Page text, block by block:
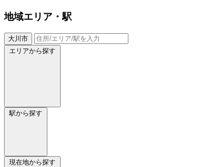
地域エリア・駅
大川市
エリアから探す
駅から探す
現在地から探す